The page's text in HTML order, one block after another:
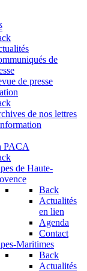
de
de presse
de nos lettres
PACA
de Haute-
Back
Actualités
en lien
Agenda
Contact
Maritimes
Back
Actualités